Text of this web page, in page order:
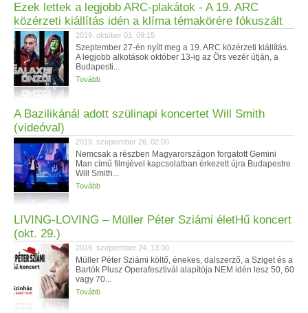
Ezek lettek a legjobb ARC-plakátok - A 19. ARC
közérzeti kiállítás idén a klíma témakörére fókuszált
2019. október 01. 09:15
Szeptember 27-én nyílt meg a 19. ARC közérzeti kiállítás.
A legjobb alkotások október 13-ig az Örs vezér útján, a
Budapesti...
Tovább
A Bazilikánál adott szülinapi koncertet Will Smith
(videóval)
2019. szeptember 26. 02:00
Nemcsak a részben Magyarországon forgatott Gemini
Man című filmjével kapcsolatban érkezett újra Budapestre
Will Smith...
Tovább
LIVING-LOVING – Müller Péter Sziámi életHű koncert
(okt. 29.)
2019. szeptember 24. 13:00
Müller Péter Sziámi költő, énekes, dalszerző, a Sziget és a
Bartók Plusz Operafesztivál alapítója NEM idén lesz 50, 60
vagy 70...
Tovább